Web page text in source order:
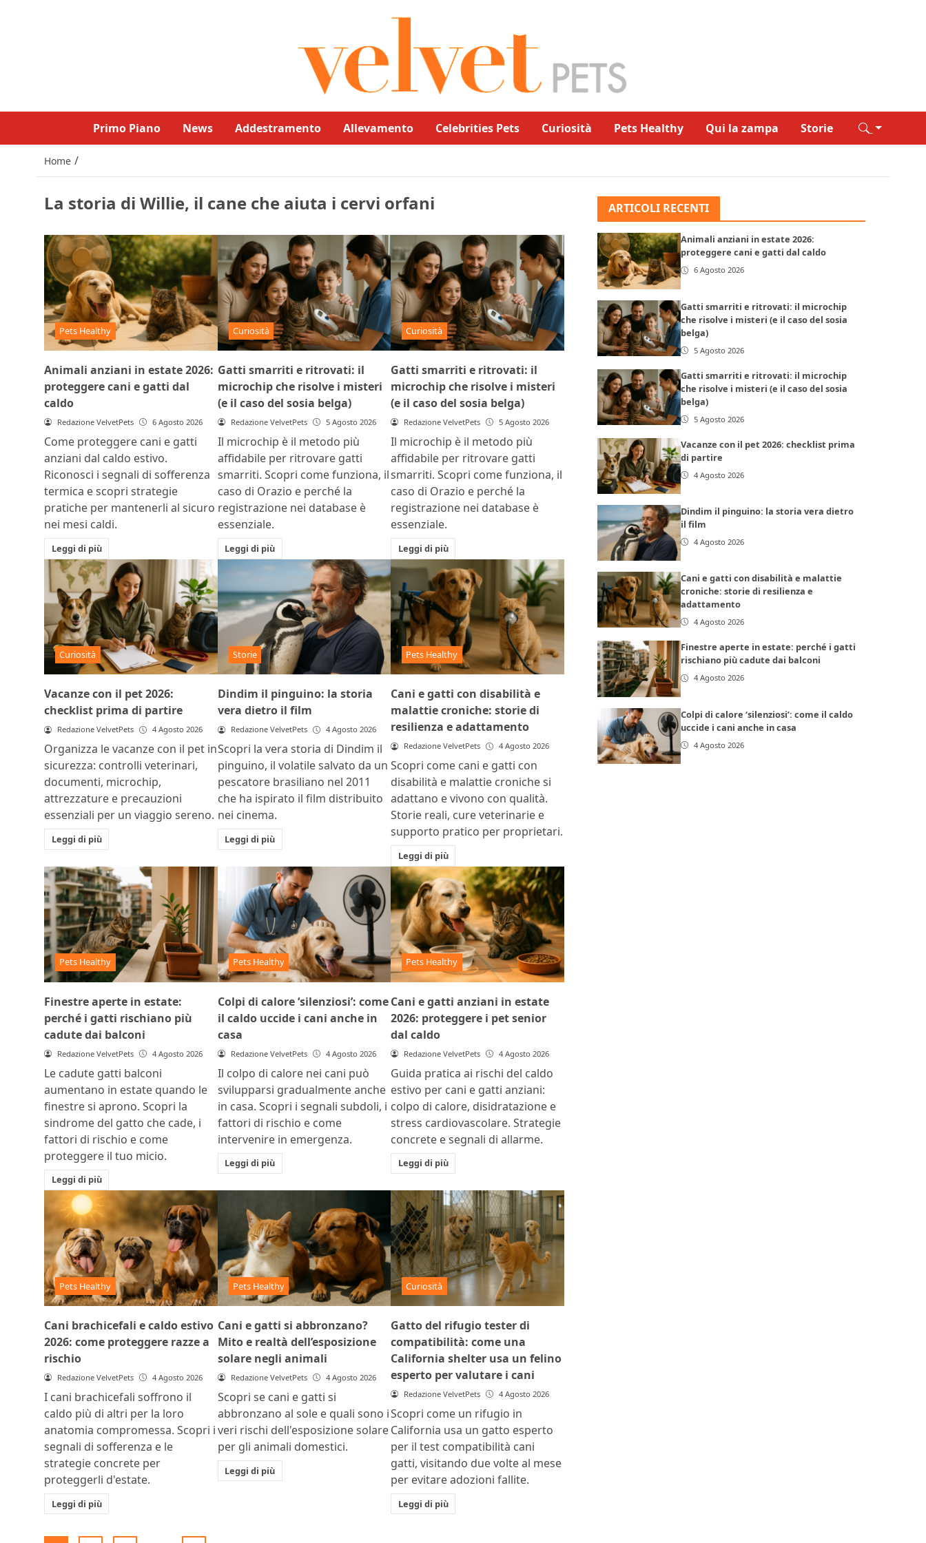
Primo Piano News Addestramento Allevamento Celebrities Pets Curiosità Pets Healthy Qui la zampa Storie
Home /
La storia di Willie, il cane che aiuta i cervi orfani
Pets Healthy
Animali anziani in estate 2026:
proteggere cani e gatti dal
caldo
Redazione VelvetPets 6 Agosto 2026
Come proteggere cani e gatti
anziani dal caldo estivo.
Riconosci i segnali di sofferenza
termica e scopri strategie
pratiche per mantenerli al sicuro
nei mesi caldi.
Leggi di più
Curiosità
Gatti smarriti e ritrovati: il
microchip che risolve i misteri
(e il caso del sosia belga)
Redazione VelvetPets 5 Agosto 2026
Il microchip è il metodo più
affidabile per ritrovare gatti
smarriti. Scopri come funziona, il
caso di Orazio e perché la
registrazione nei database è
essenziale.
Leggi di più
Curiosità
Gatti smarriti e ritrovati: il
microchip che risolve i misteri
(e il caso del sosia belga)
Redazione VelvetPets 5 Agosto 2026
Il microchip è il metodo più
affidabile per ritrovare gatti
smarriti. Scopri come funziona, il
caso di Orazio e perché la
registrazione nei database è
essenziale.
Leggi di più
Curiosità
Vacanze con il pet 2026:
checklist prima di partire
Redazione VelvetPets 4 Agosto 2026
Organizza le vacanze con il pet in
sicurezza: controlli veterinari,
documenti, microchip,
attrezzature e precauzioni
essenziali per un viaggio sereno.
Leggi di più
Storie
Dindim il pinguino: la storia
vera dietro il film
Redazione VelvetPets 4 Agosto 2026
Scopri la vera storia di Dindim il
pinguino, il volatile salvato da un
pescatore brasiliano nel 2011
che ha ispirato il film distribuito
nei cinema.
Leggi di più
Pets Healthy
Cani e gatti con disabilità e
malattie croniche: storie di
resilienza e adattamento
Redazione VelvetPets 4 Agosto 2026
Scopri come cani e gatti con
disabilità e malattie croniche si
adattano e vivono con qualità.
Storie reali, cure veterinarie e
supporto pratico per proprietari.
Leggi di più
Pets Healthy
Finestre aperte in estate:
perché i gatti rischiano più
cadute dai balconi
Redazione VelvetPets 4 Agosto 2026
Le cadute gatti balconi
aumentano in estate quando le
finestre si aprono. Scopri la
sindrome del gatto che cade, i
fattori di rischio e come
proteggere il tuo micio.
Leggi di più
Pets Healthy
Colpi di calore ‘silenziosi’: come
il caldo uccide i cani anche in
casa
Redazione VelvetPets 4 Agosto 2026
Il colpo di calore nei cani può
svilupparsi gradualmente anche
in casa. Scopri i segnali subdoli, i
fattori di rischio e come
intervenire in emergenza.
Leggi di più
Pets Healthy
Cani e gatti anziani in estate
2026: proteggere i pet senior
dal caldo
Redazione VelvetPets 4 Agosto 2026
Guida pratica ai rischi del caldo
estivo per cani e gatti anziani:
colpo di calore, disidratazione e
stress cardiovascolare. Strategie
concrete e segnali di allarme.
Leggi di più
Pets Healthy
Cani brachicefali e caldo estivo
2026: come proteggere razze a
rischio
Redazione VelvetPets 4 Agosto 2026
I cani brachicefali soffrono il
caldo più di altri per la loro
anatomia compromessa. Scopri i
segnali di sofferenza e le
strategie concrete per
proteggerli d'estate.
Leggi di più
Pets Healthy
Cani e gatti si abbronzano?
Mito e realtà dell’esposizione
solare negli animali
Redazione VelvetPets 4 Agosto 2026
Scopri se cani e gatti si
abbronzano al sole e quali sono i
veri rischi dell'esposizione solare
per gli animali domestici.
Leggi di più
Curiosità
Gatto del rifugio tester di
compatibilità: come una
California shelter usa un felino
esperto per valutare i cani
Redazione VelvetPets 4 Agosto 2026
Scopri come un rifugio in
California usa un gatto esperto
per il test compatibilità cani
gatti, visitando due volte al mese
per evitare adozioni fallite.
Leggi di più
ARTICOLI RECENTI
Animali anziani in estate 2026:
proteggere cani e gatti dal caldo
6 Agosto 2026
Gatti smarriti e ritrovati: il microchip
che risolve i misteri (e il caso del sosia
belga)
5 Agosto 2026
Gatti smarriti e ritrovati: il microchip
che risolve i misteri (e il caso del sosia
belga)
5 Agosto 2026
Vacanze con il pet 2026: checklist prima
di partire
4 Agosto 2026
Dindim il pinguino: la storia vera dietro
il film
4 Agosto 2026
Cani e gatti con disabilità e malattie
croniche: storie di resilienza e
adattamento
4 Agosto 2026
Finestre aperte in estate: perché i gatti
rischiano più cadute dai balconi
4 Agosto 2026
Colpi di calore ‘silenziosi’: come il caldo
uccide i cani anche in casa
4 Agosto 2026